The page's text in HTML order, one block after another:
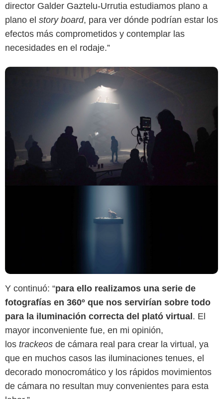
director Galder Gaztelu-Urrutia estudiamos plano a
plano el story board, para ver dónde podrían estar los
efectos más comprometidos y contemplar las
necesidades en el rodaje.”
Y continuó: “para ello realizamos una serie de
fotografías en 360º que nos servirían sobre todo
para la iluminación correcta del plató virtual . El
mayor inconveniente fue, en mi opinión,
los trackeos de cámara real para crear la virtual, ya
que en muchos casos las iluminaciones tenues, el
decorado monocromático y los rápidos movimientos
de cámara no resultan muy convenientes para esta